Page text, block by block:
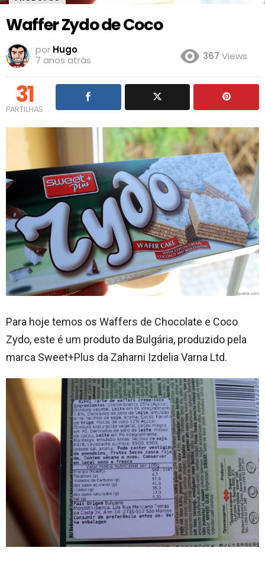
Waffer Zydo de Coco
por Hugo
7 anos atrás
367 Views
31
PARTILHAS
Para hoje temos os Waffers de Chocolate e Coco
Zydo, este é um produto da Bulgária, produzido pela
marca Sweet+Plus da Zaharni Izdelia Varna Ltd.